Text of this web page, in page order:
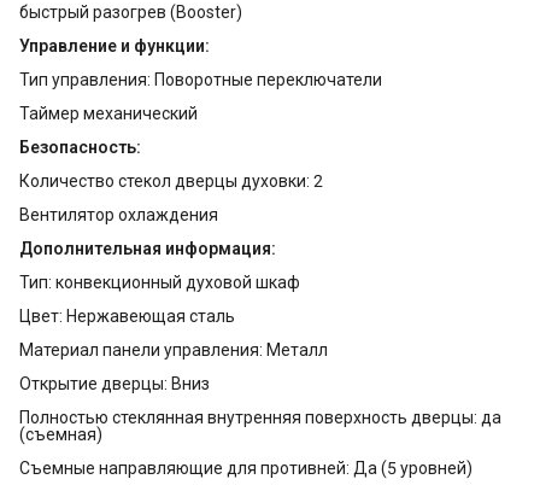
быстрый разогрев (Booster)
Управление и функции:
Тип управления: Поворотные переключатели
Таймер механический
Безопасность:
Количество стекол дверцы духовки: 2
Вентилятор охлаждения
Дополнительная информация:
Тип: конвекционный духовой шкаф
Цвет: Нержавеющая сталь
Материал панели управления: Металл
Открытие дверцы: Вниз
Полностью стеклянная внутренняя поверхность дверцы: да
(съемная)
Съемные направляющие для противней: Да (5 уровней)